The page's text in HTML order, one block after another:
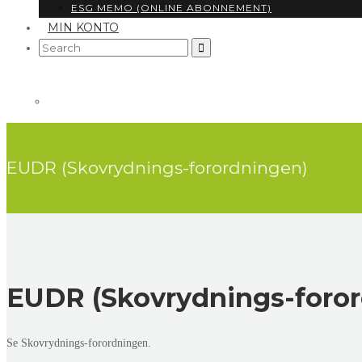
ESG MEMO (ONLINE ABONNEMENT)
MIN KONTO
Search
EUDR (Skovrydnings-forordningen)
EUDR (Skovrydnings-
Se Skovrydnings-forordningen.